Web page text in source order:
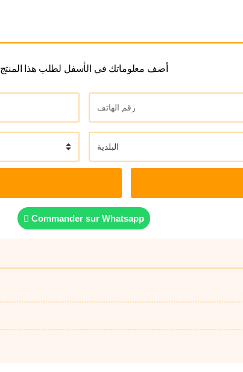
أضف معلوماتك في الأسفل لطلب هذا المنتج
Commander sur Whatsapp